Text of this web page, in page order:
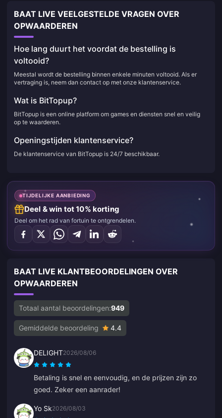
BAAT LIVE VEELGESTELDE VRAGEN OVER
OPWAARDEREN
Hoe lang duurt het voordat de bestelling is
voltooid?
Meestal wordt de bestelling binnen enkele minuten voltooid. Als er
vertraging is, neem dan contact op met onze klantenservice.
Wat is BitTopup?
BitTopup is een online platform om games en diensten snel en veilig
op te waarderen.
Openingstijden klantenservice?
De klantenservice van BitTopup is 24/7 beschikbaar.
TIJDELIJKE AANBIEDING
Deel & win tot 10% korting
Deel om het rad van fortuin te ontgrendelen.
BAAT LIVE KLANTBEOORDELINGEN OVER
OPWAARDEREN
Totaal aantal beoordelingen:949
Gemiddelde beoordeling 4.4
DELIGHT2026/08/06
Betaling is snel en eenvoudig, en de prijzen zijn zo
goed. Zeker een aanrader!
Yo Sk2026/08/03